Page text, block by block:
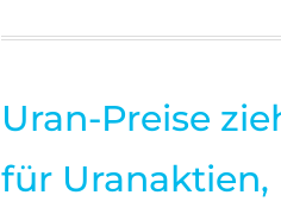
Uran-Preise
für